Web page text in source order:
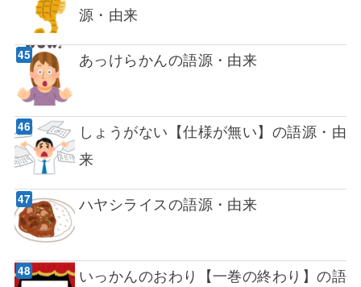
源・由来
あっけらかんの語源・由来
しょうがない【仕様が無い】の語源・由
来
ハヤシライスの語源・由来
いっかんのおわり【一巻の終わり】の語